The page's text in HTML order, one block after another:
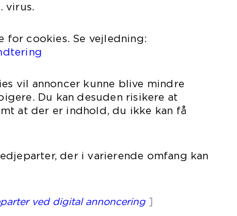
virus.
cookies. Se vejledning:
vil annoncer kunne blive mindre
Du kan desuden risikere at
at der er indhold, du ikke kan få
der i varierende omfang kan
ved digital annoncering]